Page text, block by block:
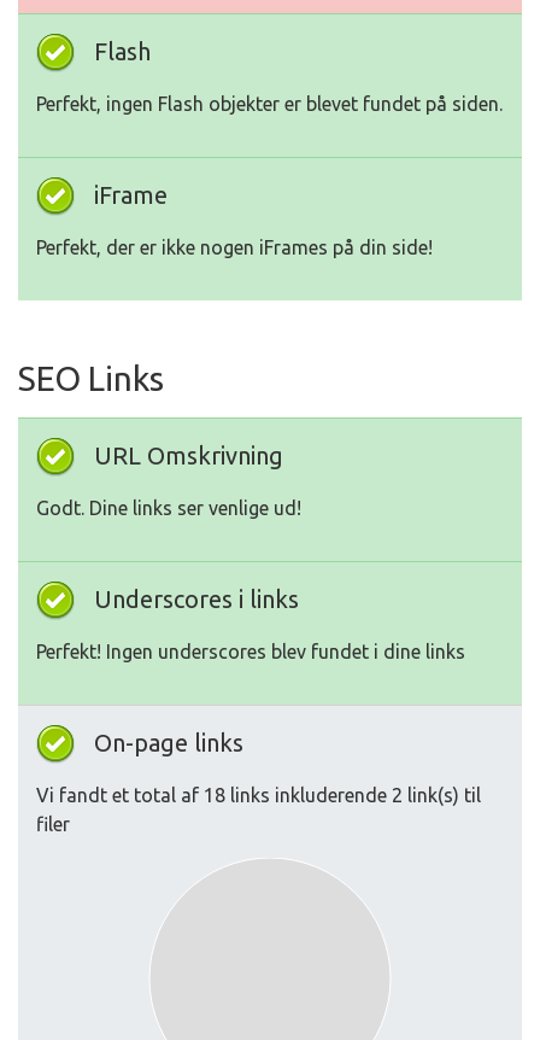
Flash
Perfekt, ingen Flash objekter er blevet fundet på siden.
iFrame
Perfekt, der er ikke nogen iFrames på din side!
SEO Links
URL Omskrivning
Godt. Dine links ser venlige ud!
Underscores i links
Perfekt! Ingen underscores blev fundet i dine links
On-page links
Vi fandt et total af 18 links inkluderende 2 link(s) til
filer